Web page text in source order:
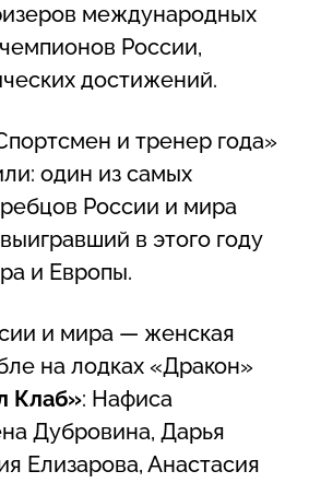
международных
России,
достижений.
и тренер года»
один из самых
России и мира
в этого году
и Европы.
и мира — женская
на лодках «Дракон»
Клаб»: Нафиса
Дубровина, Дарья
Елизарова, Анастасия